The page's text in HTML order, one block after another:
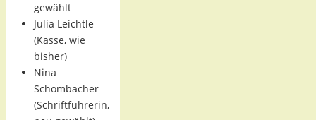
gewählt
Julia Leichtle
(Kasse, wie
bisher)
Nina
Schombacher
(Schriftführerin,